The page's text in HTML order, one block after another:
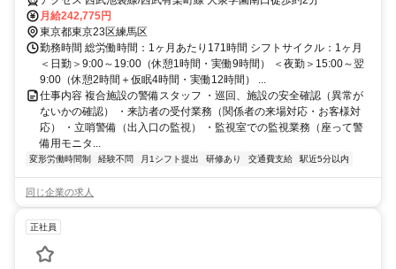
月給242,775円
東京都東京23区練馬区
勤務時間 総労働時間：1ヶ月あたり171時間 シフトサイクル：1ヶ月
＜日勤＞9:00～19:00（休憩1時間・実働9時間） ＜夜勤＞15:00～翌
9:00（休憩2時間＋仮眠4時間・実働12時間） ...
仕事内容 複合施設の警備スタッフ ・巡回、施設の安全確認（異常が
ないかの確認） ・来訪者の受付業務（関係者の来場対応・お客様対
応） ・立哨警備（出入口の監視） ・監視室での監視業務（座って警
備用モニタ...
変形労働時間制 経験不問 月1シフト提出 研修あり 交通費支給 駅近5分以内
同じ企業の求人
正社員